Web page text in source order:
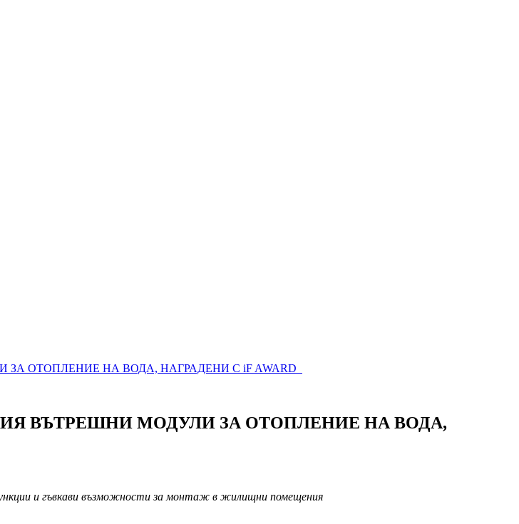
ЗА ОТОПЛЕНИЕ НА ВОДА, НАГРАДЕНИ С iF AWARD
ВЪТРЕШНИ МОДУЛИ ЗА ОТОПЛЕНИЕ НА ВОДА,
и гъвкави възможности за монтаж в жилищни помещения